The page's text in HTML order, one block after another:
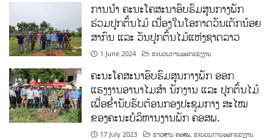
ການນໍາ ຄະນະໂຄສະນາອົບຮົມສູນກາງພັກ
ຮ່ວມປູກຕົ້ນໄມ້ ເນື່ອງໃນໂອກາດວັນເດັກນ້ອຍ
ສາກົນ ແລະ ວັນປູກຕົ້ນໄມ້ແຫ່ງຊາດລາວ
1 June 2024 ຂະບວນການອອກແຮງງານ
ຄະນະໂຄສະນາອົບຮົມສູນກາງພັກ ອອກ
ແຮງງານອານາໄມສໍາ ນັກງານ ແລະ ປູກຕົ້ນໄມ້
ເພື່ອຂໍ່ານັບຮັບຕ້ອນກອງປະຊຸມກາງ ສະໄໝ
ຂອງຄະນະບໍລິຫານງານພັກ ຄອສພ.
17 July 2023 ຂ່າວສານ ຄອສພ ,ຂະບວນການອອກແຮງງານ